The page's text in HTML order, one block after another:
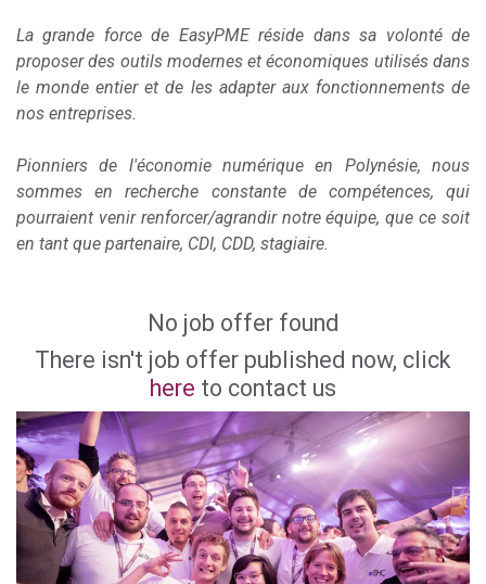
La grande force de EasyPME réside dans sa volonté de
proposer des outils modernes et économiques utilisés dans
le monde entier et de les adapter aux fonctionnements de
nos entreprises.
Pionniers de l'économie numérique en Polynésie, nous
sommes en recherche constante de compétences, qui
pourraient venir renforcer/agrandir notre équipe, que ce soit
en tant que partenaire, CDI, CDD, stagiaire.
No job offer found
There isn't job offer published now, click
here to contact us